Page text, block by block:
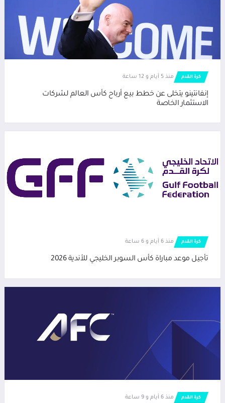
كرة القدم منذ 5 أيام و 12 ساعة
إنفانتينو يتخلى عن خطط بيع أرباح كأس العالم لشركات
الاستثمار الخاصة
كرة القدم منذ 6 أيام و 6 ساعة
تأجيل موعد مباراة كأس السوبر الخليجي للأندية 2026
كرة القدم منذ 6 أيام و 9 ساعة